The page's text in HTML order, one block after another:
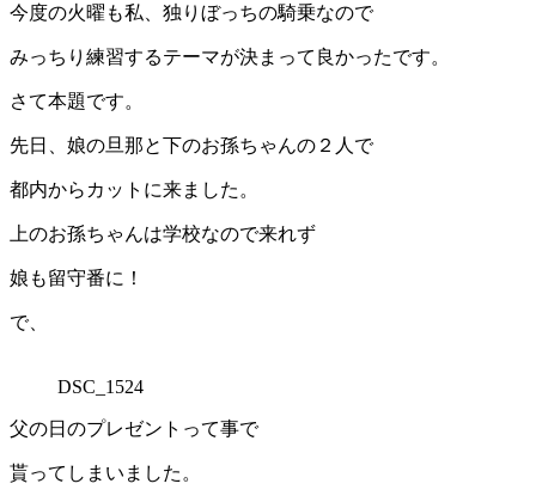
今度の火曜も私、独りぼっちの騎乗なので
みっちり練習するテーマが決まって良かったです。
さて本題です。
先日、娘の旦那と下のお孫ちゃんの２人で
都内からカットに来ました。
上のお孫ちゃんは学校なので来れず
娘も留守番に！
で、
DSC_1524
父の日のプレゼントって事で
貰ってしまいました。